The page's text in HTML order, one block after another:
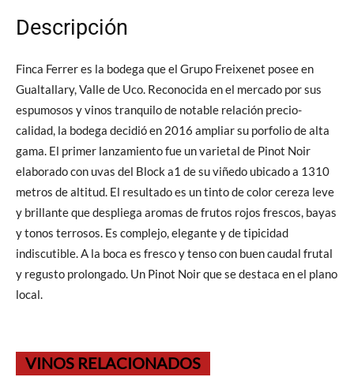
Descripción
Finca Ferrer es la bodega que el Grupo Freixenet posee en
Gualtallary, Valle de Uco. Reconocida en el mercado por sus
espumosos y vinos tranquilo de notable relación precio-
calidad, la bodega decidió en 2016 ampliar su porfolio de alta
gama. El primer lanzamiento fue un varietal de Pinot Noir
elaborado con uvas del Block a1 de su viñedo ubicado a 1310
metros de altitud. El resultado es un tinto de color cereza leve
y brillante que despliega aromas de frutos rojos frescos, bayas
y tonos terrosos. Es complejo, elegante y de tipicidad
indiscutible. A la boca es fresco y tenso con buen caudal frutal
y regusto prolongado. Un Pinot Noir que se destaca en el plano
local.
VINOS RELACIONADOS